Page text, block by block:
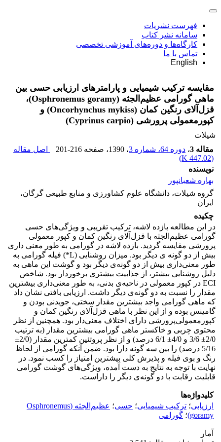
فهرست نشریات
سامانه نشر کتاب
کارگاه‌ها و دوره‌های آموزشی تخصصی
تماس با ما
English
مقایسه ترکیب شیمیایی و پارامترهای ارزیابی حسی بین
ماهی گورامی عظیم‌الجثه (Osphronemus goramy)،
قزل‌آلای رنگین کمان (Oncorhynchus mykiss) و
کپورمعمولی پرورشی (Cyprinus carpio)
شیلات
مقاله 3
، دوره 64، شماره 3 ، 1390 ، صفحه 201-216
اصل مقاله
(
447.02 K
)
نویسنده
بهاره شعبانپور
گروه شیلات، دانشگاه علوم کشاورزی و منابع طبیعی گرگان،
ایران
چکیده
در این مطالعه بازده لاشه، ترکیب تقریبی و ویژگی‌های حسی
گورامی عظیم‌الجثه با قزل‌آلای رنگین کمان و کپور معمولی
پرورشی مقایسه گردید. بازده لاشه در گورامی به طور معنی داری
بیش از دو گونه ی دیگر بود. میزان روشنایی (L*) فیله گورامی به
طور معنی‌داری بیش از دو گونه‌ی دیگر بود و گوشت این ماهی به
دلیل روشنایی بیشتر، از جذابیت بیشتری برخوردار بود. شاخص
ECI در کپور معمولی در ناحیه‌ی بدنی، به طور معنی‌داری بیشترین
مقدار را نسبت به دو گونه‌ی دیگر داشت. ارزیابی بافتی نشان داد
که ماهی گورامی واجد بیشترین مقدار سختی، جویدنی بودن و
گامینس بوده و از این نظر با ماهی قزل‌آلای رنگین کمان و
کپورمعمولی‌پرورشی دارای اختلاف معنی‌دار بود. همچنین از نظر
محتوی چربی و خاکستر ماهی گورامی بیشترین مقدار (به ترتیب
2/0± 3/6 و 4/0± 6/1 درصد) و از نظر پروتئین کمترین مقدار (2/0±
5/16 درصد) را بین سه گونه دارا بود. ضمن آنکه گورامی از لحاظ
رنگ و بوی فیله و پذیرش کلی بیشترین امتیاز را کسب نمود. در
نهایت با توجه به نتایج به دست آمده، ویژگی‌های گوشت گورامی
قابلیت رقابت با دو گونه‌ی دیگر را داراست.
کلیدواژه‌ها
ارزیابی؛ ترکیب شیمیایی؛ حسی؛
عظیم‌الجثه (Osphronemus
goramy) ؛ گورامی
آمار